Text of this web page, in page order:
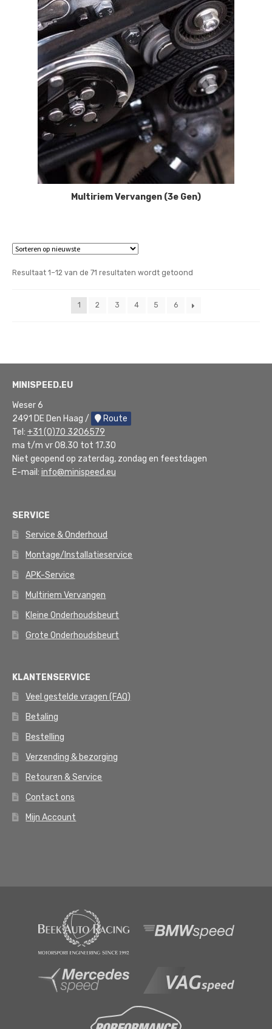
Multiriem Vervangen (3e Gen)
Resultaat 1–12 van de 71 resultaten wordt getoondGesorteerd
1
2 3 4 5 6
MINISPEED.EU
Weser 6
2491 DE Den Haag /
Route
Tel: +31 (0)70 3206579
ma t/m vr 08.30 tot 17.30
Niet geopend op zaterdag, zondag en feestdagen
E-mail: info@minispeed.eu
SERVICE
Service & Onderhoud
Montage/Installatieservice
APK-Service
Multiriem Vervangen
Kleine Onderhoudsbeurt
Grote Onderhoudsbeurt
KLANTENSERVICE
Veel gestelde vragen (FAQ)
Betaling
Bestelling
Verzending & bezorging
Retouren & Service
Contact ons
Mijn Account